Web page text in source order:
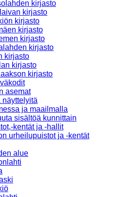
kirjasto
kirjasto
kirjasto
kirjasto
kirjasto
kirjasto
kirjasto
kirjasto
kirjasto
asemat
näyttelyitä
ja maailmalla
sisältöä kunnittain
kentät ja -hallit
urheilupuistot ja -kentät
alue